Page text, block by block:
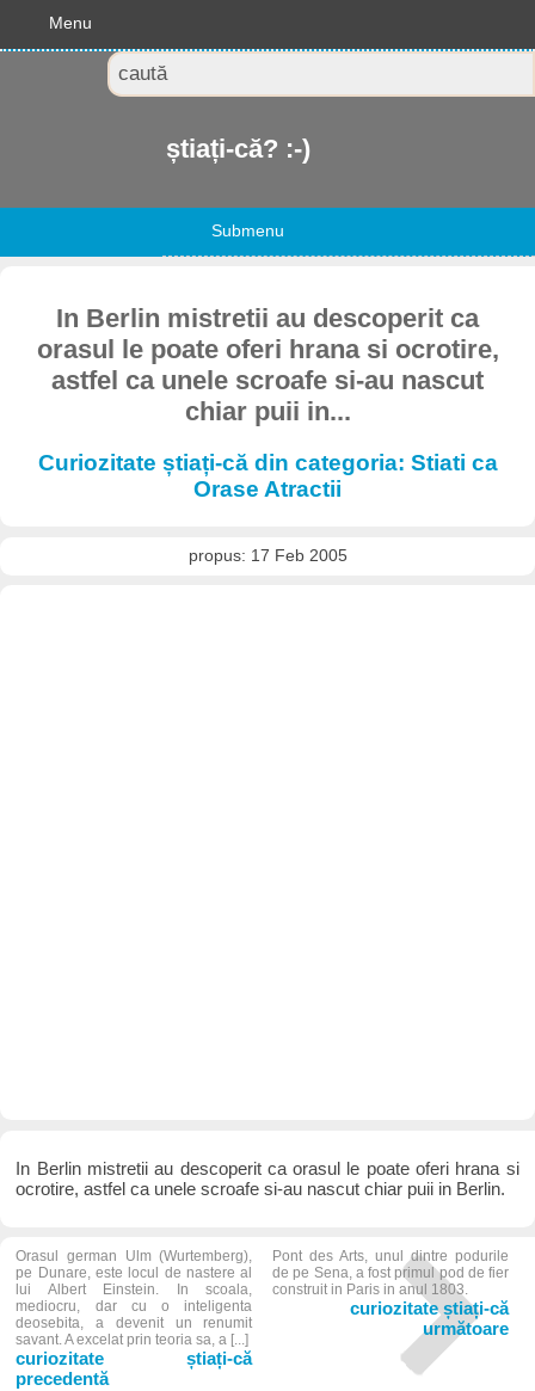
Menu
știați-că? :-)
Submenu
In Berlin mistretii au descoperit ca
orasul le poate oferi hrana si ocrotire,
astfel ca unele scroafe si-au nascut
chiar puii in...
Curiozitate știați-că din categoria: Stiati ca
Orase Atractii
propus: 17 Feb 2005
In Berlin mistretii au descoperit ca orasul le poate oferi hrana si
ocrotire, astfel ca unele scroafe si-au nascut chiar puii in Berlin.
Orasul german Ulm (Wurtemberg),
pe Dunare, este locul de nastere al
lui Albert Einstein. In scoala,
mediocru, dar cu o inteligenta
deosebita, a devenit un renumit
savant. A excelat prin teoria sa, a [...]
curiozitate știați-că
precedentă
Pont des Arts, unul dintre podurile
de pe Sena, a fost primul pod de fier
construit in Paris in anul 1803.
curiozitate știați-că
următoare